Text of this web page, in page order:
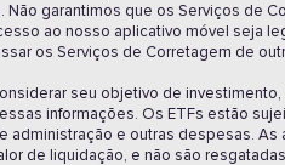
garantimos que os Serviços de
ao nosso aplicativo móvel seja
os Serviços de Corretagem de
seu objetivo de
informações. Os ETFs estão
e outras despesas. As
de liquidação, e não são